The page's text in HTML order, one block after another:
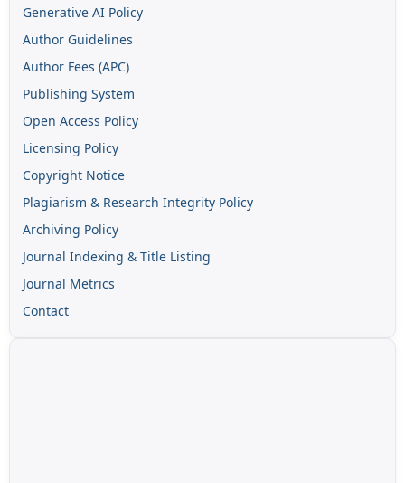
Generative AI Policy
Author Guidelines
Author Fees (APC)
Publishing System
Open Access Policy
Licensing Policy
Copyright Notice
Plagiarism & Research Integrity Policy
Archiving Policy
Journal Indexing & Title Listing
Journal Metrics
Contact